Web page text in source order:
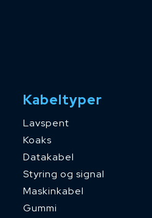
Kabeltyper
Lavspent
Koaks
Datakabel
Styring og signal
Maskinkabel
Gummi